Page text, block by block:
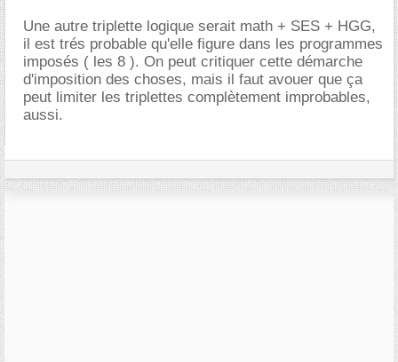
Une autre triplette logique serait math + SES + HGG,
il est trés probable qu'elle figure dans les programmes
imposés ( les 8 ). On peut critiquer cette démarche
d'imposition des choses, mais il faut avouer que ça
peut limiter les triplettes complètement improbables,
aussi.